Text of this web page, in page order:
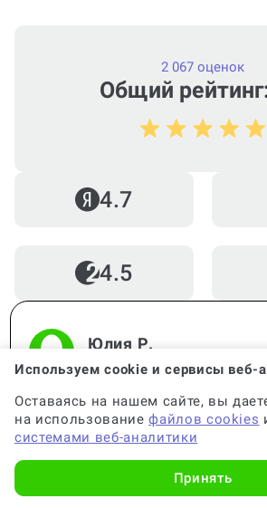
Общий
2 067 оценок
4.7
4.5
Юлия Р.
Нужна была помощь в
статистике. Работа выполнена
качественно, все детали учтены.
за помощь, вы меня выручили!
Используем cookie и сервисы веб-
Оставаясь на нашем сайте, вы
на использованиефайлов cookies
системами веб-аналитики
Принять